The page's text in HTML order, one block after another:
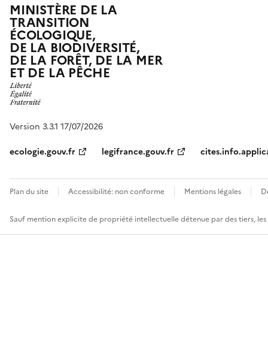
MINISTÈRE DE LA
TRANSITION
ÉCOLOGIQUE,
DE LA BIODIVERSITÉ,
DE LA FORÊT, DE LA MER
ET DE LA PÊCHE
Version 3.3.1 17/07/2026
ecologie.gouv.fr
legifrance.gouv.fr
Plan du site Accessibilité: non conforme Mentions légales
Sauf mention explicite de propriété intellectuelle détenue par des tiers,